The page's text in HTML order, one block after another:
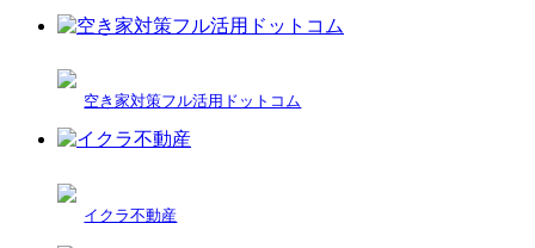
空き家対策フル活用ドットコム
イクラ不動産